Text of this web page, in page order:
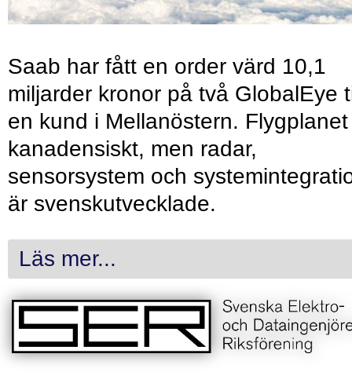
Saab har fått en order värd 10,1
miljarder kronor på två GlobalEye
en kund i Mellanöstern.
kanadensiskt, men radar,
sensorsystem och
är svenskutvecklade.
Läs mer...